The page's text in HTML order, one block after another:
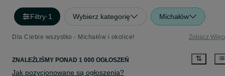
Filtry·1 Wybierz kategorię Michałów
Dla Ciebie wszystko - Michałów i okolice! Zobacz
ZNALEŹLIŚMY PONAD 1 000 OGŁOSZEŃ
Jak pozycjonowane są ogłoszenia?